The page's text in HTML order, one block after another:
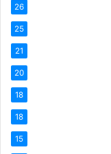
26
25
21
20
18
18
15